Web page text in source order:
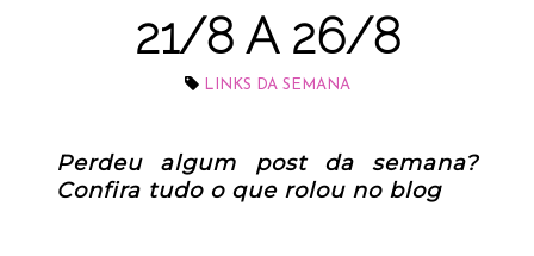
21/8 A 26/8
LINKS DA SEMANA
Perdeu algum post da semana?
Confira tudo o que rolou no blog